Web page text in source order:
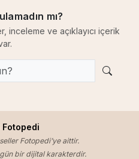
mı?
inceleme ve açıklayıcı içerik
Fotopedi
Fotopedi’ye aittir.
bir dijital karakterdir.